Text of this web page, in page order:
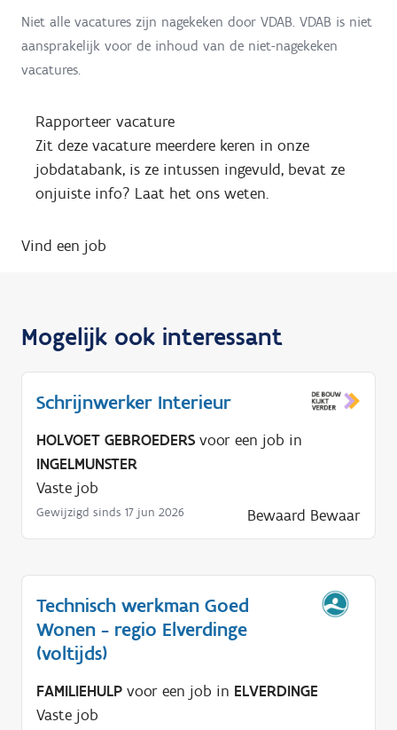
Niet alle vacatures zijn nagekeken door VDAB. VDAB is niet
aansprakelijk voor de inhoud van de niet-nagekeken
vacatures.
Rapporteer vacature
Zit deze vacature meerdere keren in onze
jobdatabank, is ze intussen ingevuld, bevat ze
onjuiste info? Laat het ons weten.
Vind een job
Mogelijk ook interessant
Schrijnwerker Interieur
HOLVOET GEBROEDERS voor een job in
INGELMUNSTER
Vaste job
Gewijzigd sinds 17 jun 2026 Bewaard Bewaar
Technisch werkman Goed
Wonen - regio Elverdinge
(voltijds)
FAMILIEHULP voor een job in ELVERDINGE
Vaste job